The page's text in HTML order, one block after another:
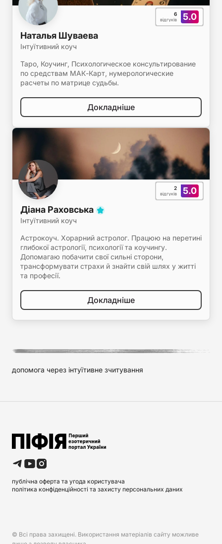
5.0
6
відгуків
Наталья Шуваева
Інтуїтивний коуч
Таро, Коучинг, Психологическое консультирование
по средствам МАК-Карт, нумерологические
расчеты по матрице судьбы.
Докладніше
5.0
2
відгуків
Діана Раховська
Інтуїтивний коуч
Астрокоуч. Хорарний астролог. Працюю на перетині
глибокої астрології, психології та коучингу.
Допомагаю побачити свої сильні сторони,
трансформувати страхи й знайти свій шлях у житті
та професії.
Докладніше
допомога через інтуїтивне зчитування
публічна оферта та угода користувача
політика конфіденційності та захисту персональних даних
© Всі права захищені. Використання матеріалів сайту можливе